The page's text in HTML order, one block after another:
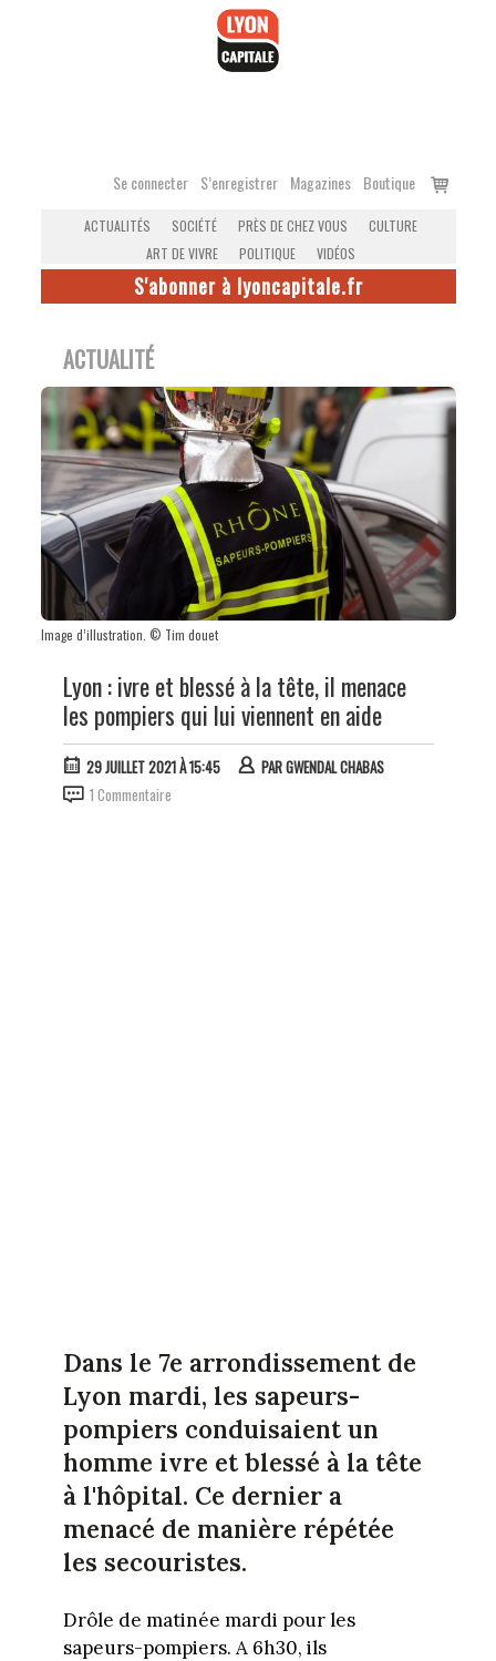
Se connecter S’enregistrer Magazines Boutique
Voir
ACTUALITÉS SOCIÉTÉ PRÈS DE CHEZ VOUS
CULTURE
ART DE VIVRE
POLITIQUE VIDÉOS
S'abonner à lyoncapitale.fr
ACTUALITÉ
Image d’illustration. © Tim douet
Lyon : ivre et blessé à la tête, il menace
les pompiers qui lui viennent en aide
29 JUILLET 2021 À 15:45 PARGWENDAL CHABAS
1 Commentaire
Dans le 7e arrondissement de
Lyon mardi, les sapeurs-
pompiers conduisaient un
homme ivre et blessé à la tête
à l'hôpital. Ce dernier a
menacé de manière répétée
les secouristes.
Drôle de matinée mardi pour les
sapeurs-pompiers. A 6h30, ils